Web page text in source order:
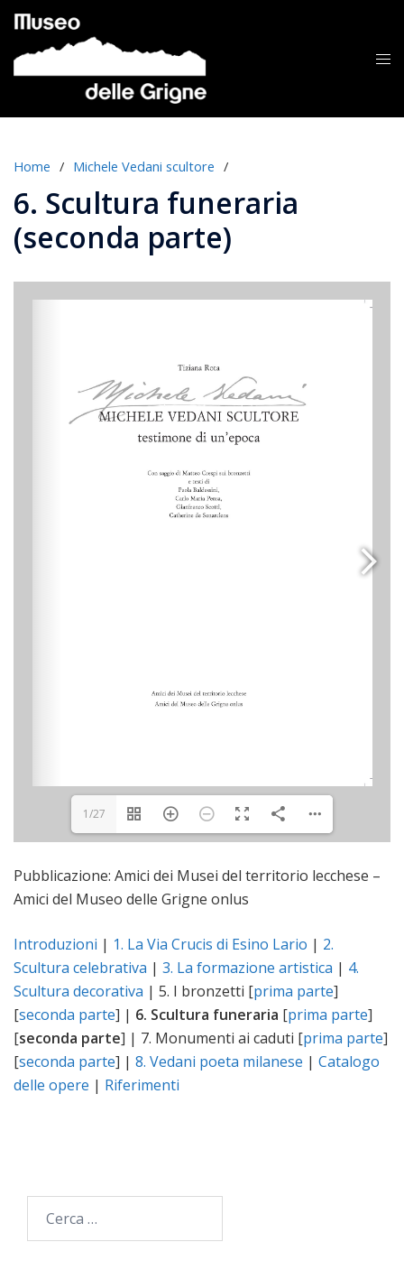
Vai
contenuto
Home / Michele Vedani scultore /
6. Scultura funeraria
(seconda parte)
1/27
Pubblicazione: Amici dei Musei del territorio lecchese –
Amici del Museo delle Grigne onlus
Introduzioni | 1. La Via Crucis di Esino Lario | 2.
Scultura celebrativa | 3. La formazione artistica | 4.
Scultura decorativa | 5. I bronzetti [prima parte]
[seconda parte] | 6. Scultura funeraria [prima parte]
[seconda parte] | 7. Monumenti ai caduti [prima parte]
[seconda parte] | 8. Vedani poeta milanese | Catalogo
delle opere | Riferimenti
per: